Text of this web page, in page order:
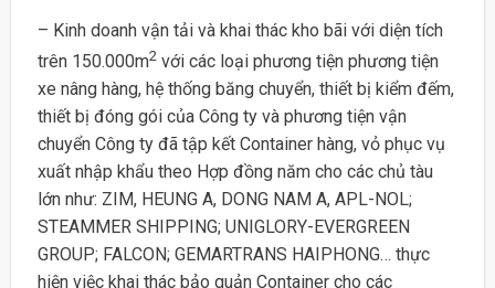
– Kinh doanh vận tải và khai thác kho bãi với diện tích
trên 150.000m2với các loại phương tiện phương tiện
xe nâng hàng, hệ thống băng chuyển, thiết bị kiểm đếm,
thiết bị đóng gói của Công ty và phương tiện vận
chuyển Công ty đã tập kết Container hàng, vỏ phục vụ
xuất nhập khẩu theo Hợp đồng năm cho các chủ tàu
lớn như: ZIM, HEUNG A, DONG NAM A, APL-NOL;
STEAMMER SHIPPING; UNIGLORY-EVERGREEN
GROUP; FALCON; GEMARTRANS HAIPHONG… thực
hiện việc khai thác bảo quản Container cho các